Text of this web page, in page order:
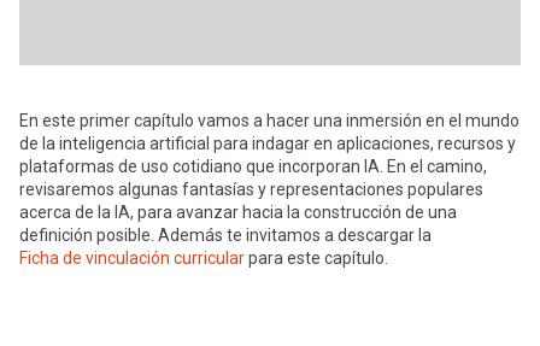
En este primer capítulo vamos a hacer una inmersión en el mundo
de la inteligencia artificial para indagar en aplicaciones, recursos y
plataformas de uso cotidiano que incorporan IA. En el camino,
revisaremos algunas fantasías y representaciones populares
acerca de la IA, para avanzar hacia la construcción de una
definición posible. Además te invitamos a descargar la
Ficha de vinculación curricularpara este capítulo.